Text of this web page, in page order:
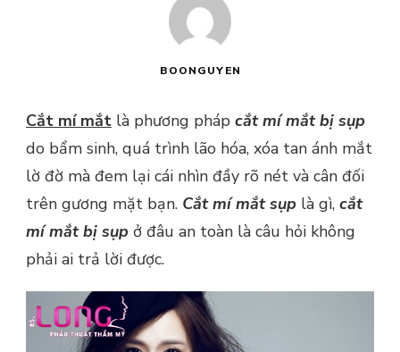
BOONGUYEN
Cắt mí mắt là phương pháp cắt mí mắt bị sụp
do bẩm sinh, quá trình lão hóa, xóa tan ánh mắt
lờ đờ mà đem lại cái nhìn đầy rõ nét và cân đối
trên gương mặt bạn. Cắt mí mắt sụp là gì, cắt
mí mắt bị sụp ở đâu an toàn là câu hỏi không
phải ai trả lời được.